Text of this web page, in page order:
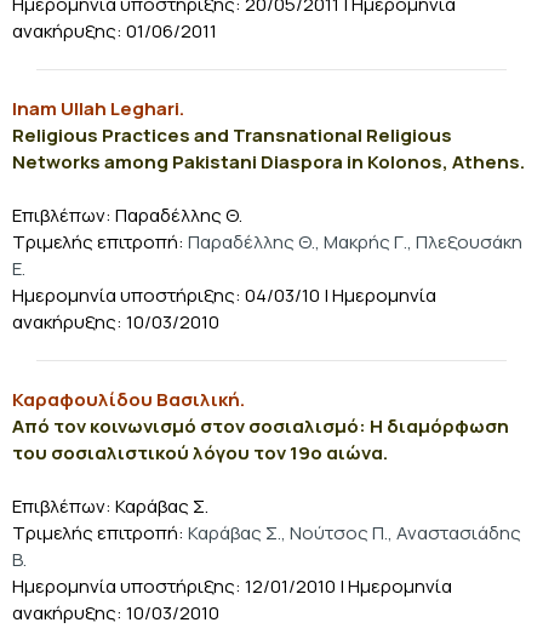
ανακήρυξης: 01/06/2011
Inam Ullah Leghari.
Religious Practices and Transnational Religious
Networks among Pakistani Diaspora in Kolonos, Athens.
Επιβλέπων: Παραδέλλης Θ.
Τριμελής επιτροπή: Παραδέλλης Θ., Μακρής Γ., Πλεξουσάκη
Ε.
Ημερομηνία υποστήριξης: 04/03/10 | Ημερομηνία
ανακήρυξης: 10/03/2010
Καραφουλίδου Βασιλική.
Από τον κοινωνισμό στον σοσιαλισμό: Η διαμόρφωση
του σοσιαλιστικού λόγου τον 19ο αιώνα.
Επιβλέπων: Καράβας Σ.
Τριμελής επιτροπή: Καράβας Σ., Νούτσος Π., Αναστασιάδης
Β.
Ημερομηνία υποστήριξης: 12/01/2010 | Ημερομηνία
ανακήρυξης: 10/03/2010